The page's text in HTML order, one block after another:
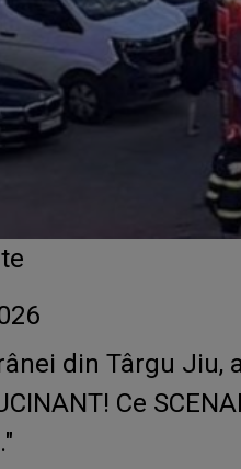
din Târgu Jiu,
Ce